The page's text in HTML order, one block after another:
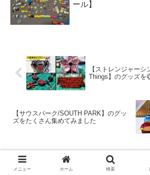
ール】
【ストレンジャーシ
Things】のグッズを
【サウスパーク/SOUTH PARK】のグッ
ズをたくさん集めてみました
コメント
メニュー ホーム 検索